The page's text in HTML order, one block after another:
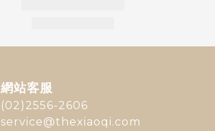
網站客服
(02)2556-2606
service@thexiaoqi.com